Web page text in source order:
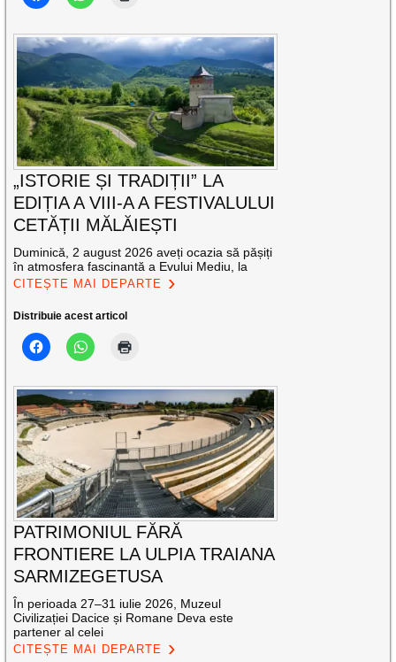
„ISTORIE ȘI TRADIȚII” LA
EDIȚIA A VIII-A A FESTIVALULUI
CETĂȚII MĂLĂIEȘTI
Duminică, 2 august 2026 aveți ocazia să pășiți
în atmosfera fascinantă a Evului Mediu, la
CITEȘTE MAI DEPARTE
Distribuie acest articol
PATRIMONIUL FĂRĂ
FRONTIERE LA ULPIA TRAIANA
SARMIZEGETUSA
În perioada 27–31 iulie 2026, Muzeul
Civilizației Dacice și Romane Deva este
partener al celei
CITEȘTE MAI DEPARTE